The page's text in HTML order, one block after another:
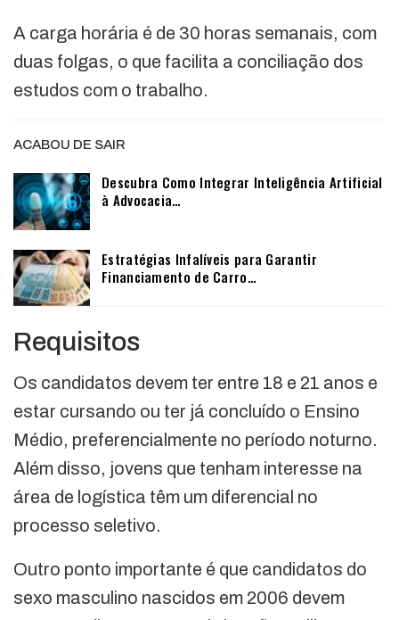
A carga horária é de 30 horas semanais, com
duas folgas, o que facilita a conciliação dos
estudos com o trabalho.
ACABOU DE SAIR
Descubra Como Integrar Inteligência Artificial
à Advocacia…
Estratégias Infalíveis para Garantir
Financiamento de Carro…
Requisitos
Os candidatos devem ter entre 18 e 21 anos e
estar cursando ou ter já concluído o Ensino
Médio, preferencialmente no período noturno.
Além disso, jovens que tenham interesse na
área de logística têm um diferencial no
processo seletivo.
Outro ponto importante é que candidatos do
sexo masculino nascidos em 2006 devem